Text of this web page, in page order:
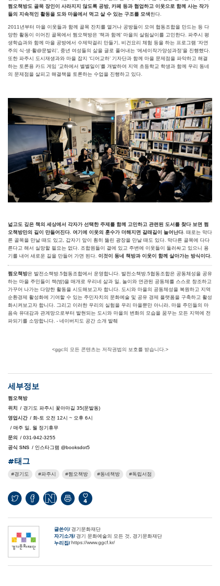
쩜오책방도 골목 장인이 사라지지 않도록 공방, 카페 등과 협업하고 이웃으로 함께 사는 작가
들의 지속적인 활동을 도와 마을에서 먹고 살 수 있는 구조를 모색한다.
2011년부터 마을 이웃들과 함께 골목 잔치를 열거나 공방들이 모여 협동조합을 만드는 등 다
양한 활동이 이어진 골목에서 쩜오책방은 ‘책과 함께’ 마을의 살림살이를 고민한다. 파주시 평
생학습과와 함께 마을 공방에서 수제막걸리 만들기, 비건요리 체험 등을 하는 프로그램 ‘자연
주의 식·생·활@문발리’, 중년 여성들의 삶을 글로 풀어내는 ‘에세이작가양성과정’을 진행했다.
또한 파주시 도시재생과와 마을 잡지 ‘디어교하’ 기자단과 함께 마을 문제점을 파악하고 해결
하는 토론용 카드 게임 ‘교하에서 별별일이’를 개발하여 지역 초등학교 학생과 함께 우리 동네
의 문제점을 살피고 해결책을 토론하는 수업을 진행하고 있다.
넓고도 깊은 책의 세상에서 각자가 선택한 주제를 함께 고민하고 관련된 도서를 찾다 보면 쩜
오책방만의 길이 만들어진다. 여기에 이웃의 훈수가 더해지면 갈래길이 늘어난다. 때로는 막다
른 골목을 만날 때도 있고, 갑자기 앞이 훤히 뚫린 광장을 만날 때도 있다. 막다른 골목에 다다
른다고 해서 실망할 필요는 없다. 조합원들이 곁에 있고 주변에 이웃들이 둘러싸고 있으니 용
기를 내어 새로운 길을 만들어 가면 된다. 이것이 동네 책방과 이웃이 함께 살아가는 방식이다.
쩜오책방은 발전소책방.5협동조합에서 운영합니다. 발전소책방.5협동조합은 공동체성을 공유
하는 마을 주민들이 책(방)을 매개로 우리네 삶과 일, 놀이와 연관된 공동체를 스스로 창조하고
가꾸어 나가는 다양한 활동을 시도해보고자 합니다. 도시와 마을의 공동체성을 복원하고 지역
순환경제 활성화에 기여할 수 있는 주민자치의 문화예술 및 공유 경제 플랫폼을 구축하고 활성
화시켜보고자 합니다. 그리고 이러한 우리의 실험을 우리 마을뿐만 아니라, 마을 주민들의 마
음속 유대감과 관계망으로부터 발현되는 도시와 마을의 변화의 모습을 꿈꾸는 모든 지역에 전
파되기를 소망합니다. - 네이버지도 공간 소개 발췌
<ggc의 모든 콘텐츠는 저작권법의 보호를 받습니다.>
세부정보
쩜오책방
위치
/ 경기도 파주시 꽃아마길 35(문발동)
영업시간 / 화-토 오전 12시 ~ 오후 6시
/ 매주 일, 월 정기휴무
문의
/ 031-942-3255
공식 SNS / 인스타그램 @booksdot5
#태그
경기도 파주시 쩜오책방 동네책방 독립서점
4
글쓴이
경기문화재단
자기소개
경기 문화예술의 모든 것, 경기문화재단
누리집 https://www.ggcf.kr/